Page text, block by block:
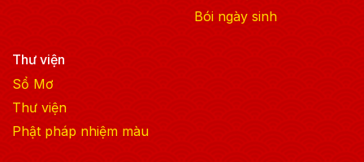
Bói ngày sinh
Thư viện
Sổ Mơ
Thư viện
Phật pháp nhiệm màu